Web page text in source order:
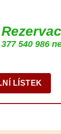
LÍSTEK
377 540 986